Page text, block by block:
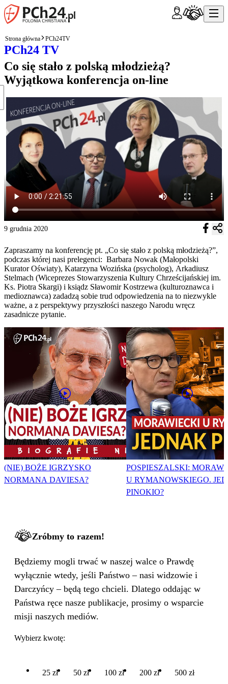
Strona główna PCh24TV
PCh24 TV
Co się stało z polską młodzieżą?
Wyjątkowa konferencja on-line
9 grudnia 2020
Zapraszamy na konferencję pt. „Co się stało z polską młodzieżą?”,
podczas której nasi prelegenci: Barbara Nowak (Małopolski
Kurator Oświaty), Katarzyna Wozińska (psycholog), Arkadiusz
Stelmach (Wiceprezes Stowarzyszenia Kultury Chrześcijańskiej im.
Ks. Piotra Skargi) i ksiądz Sławomir Kostrzewa (kulturoznawca i
medioznawca) zadadzą sobie trud odpowiedzenia na to niezwykle
ważne, a z perspektywy przyszłości naszego Narodu wręcz
zasadnicze pytanie.
(NIE) BOŻE IGRZYSKO
NORMANA DAVIESA?
POSPIESZALSKI:
U RYMANOWSKIEGO.
PINOKIO?
Zróbmy to razem!
Będziemy mogli trwać w naszej walce o Prawdę
wyłącznie wtedy, jeśli Państwo – nasi widzowie i
Darczyńcy – będą tego chcieli. Dlatego oddając w
Państwa ręce nasze publikacje, prosimy o wsparcie
misji naszych mediów.
Wybierz kwotę:
25 zł 50 zł 100 zł 200 zł 500 zł